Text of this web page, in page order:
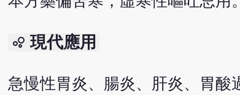
bubble_chart 現代應用
急慢性胃炎、腸炎、肝炎、胃酸